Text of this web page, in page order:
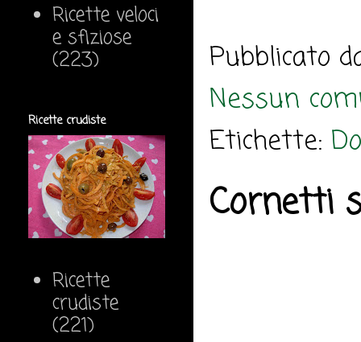
Pubblicato
Nessun
Etichette:
Cornetti
Ricette veloci
e sfiziose
(223)
Ricette crudiste
Ricette
crudiste
(221)